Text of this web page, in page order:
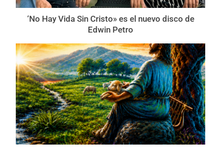
‘No Hay Vida Sin Cristo» es el nuevo disco de
Edwin Petro